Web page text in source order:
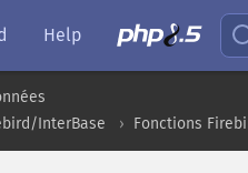
Help
InterBase Fonctions